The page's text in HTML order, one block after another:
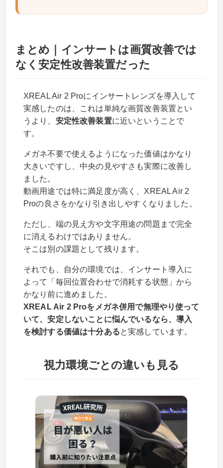
まとめ｜インサートは画質改善では
なく安定性改善装置だった
XREAL Air 2 Proにインサートレンズを導入して
実感したのは、これは単純な画質改善装置とい
うより、 安定性改善装置に近いということで
す。
メガネ不要で使えるようになった価値はかなり
大きいですし、中央の見やすさも実際に改善し
ました。
動画用途では特に満足度が高く、XREAL Air 2
Proの良さをかなり引き出しやすくなりました。
ただし、端の見え方や文字用途の問題まで完全
に消えるわけではありません。
そこは別の課題として残ります。
それでも、自分の環境では、インサート導入に
よって「毎回位置合わせで消耗する状態」から
かなり前に進めました。
XREAL Air 2 Proをメガネ併用で無理やり使って
いて、安定しないことに悩んでいるなら、導入
を検討する価値は十分あると実感しています。
視力環境ごとの違いも見る